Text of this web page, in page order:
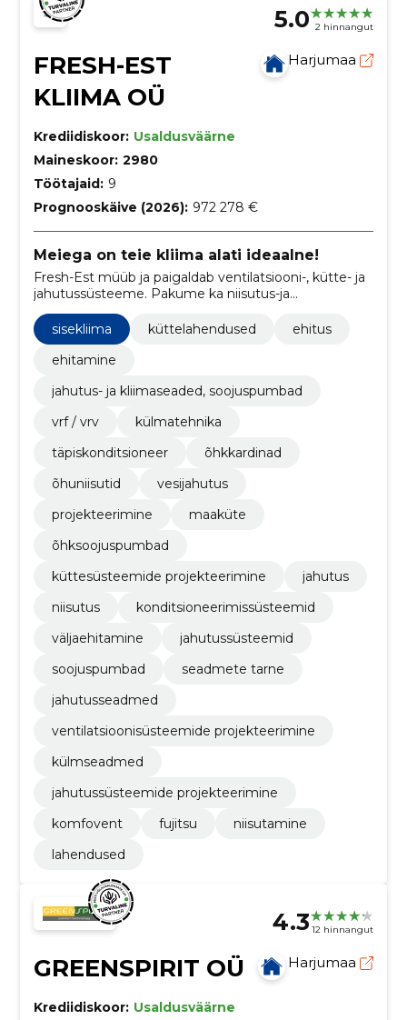
5.0 2 hinnangut
FRESH-EST
KLIIMA OÜ
Harjumaa
Krediidiskoor: Usaldusväärne
Maineskoor: 2980
Töötajaid: 9
Prognooskäive (2026): 972 278 €
Meiega on teie kliima alati ideaalne!
Fresh-Est müüb ja paigaldab ventilatsiooni-, kütte- ja
jahutussüsteeme. Pakume ka niisutus-ja
kuivatussüsteeme ning õhupuhasteid.
sisekliima
küttelahendused
ehitus
ehitamine
jahutus- ja kliimaseaded, soojuspumbad
vrf / vrv
külmatehnika
täpiskonditsioneer
õhkkardinad
õhuniisutid
vesijahutus
projekteerimine
maaküte
õhksoojuspumbad
küttesüsteemide projekteerimine
jahutus
niisutus
konditsioneerimissüsteemid
väljaehitamine
jahutussüsteemid
soojuspumbad
seadmete tarne
jahutusseadmed
ventilatsioonisüsteemide projekteerimine
külmseadmed
jahutussüsteemide projekteerimine
komfovent
fujitsu
niisutamine
lahendused
4.3 12 hinnangut
GREENSPIRIT OÜ Harjumaa
Krediidiskoor: Usaldusväärne